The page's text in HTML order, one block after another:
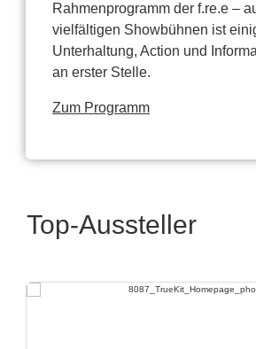
Rahmenprogramm der f.re.e –
vielfältigen Showbühnen ist
Unterhaltung, Action und
an erster Stelle.
Zum Programm
Top-Aussteller